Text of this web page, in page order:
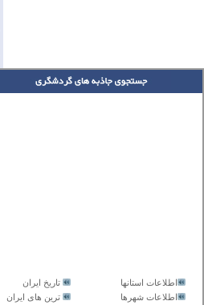
تاریخ ایران
اطلاعات استانها
ترین های ایران
اطلاعات شهرها